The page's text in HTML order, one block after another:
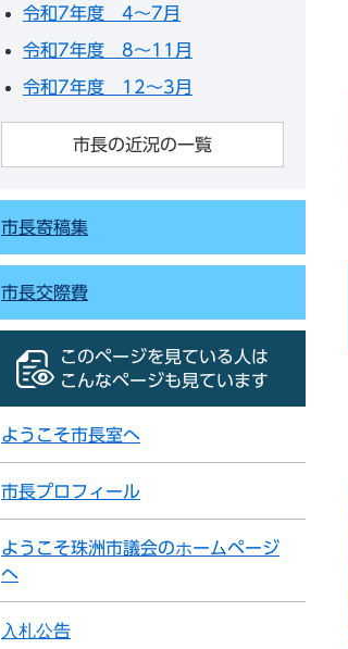
令和7年度 4～7月
令和7年度 8～11月
令和7年度 12～3月
市長の近況の一覧
市長寄稿集
市長交際費
このページを見ている人は
こんなページも見ています
ようこそ市長室へ
市長プロフィール
ようこそ珠洲市議会のホームページ
へ
入札公告